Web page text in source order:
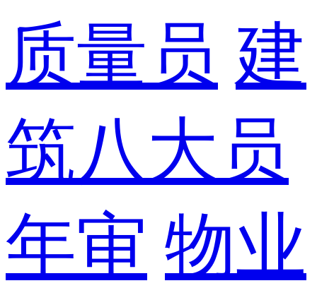
质量员 建
筑八大员
年审 物业